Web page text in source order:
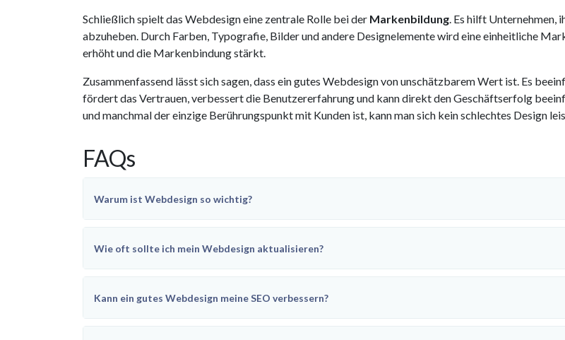
Schließlich spielt das Webdesign eine zentrale Rolle bei der Markenbildung. Es hilft Unternehmen,
abzuheben. Durch Farben, Typografie, Bilder und andere Designelemente wird eine einheitliche
erhöht und die Markenbindung stärkt.
Zusammenfassend lässt sich sagen, dass ein gutes Webdesign von unschätzbarem Wert ist. Es
fördert das Vertrauen, verbessert die Benutzererfahrung und kann direkt den Geschäftserfolg
und manchmal der einzige Berührungspunkt mit Kunden ist, kann man sich kein schlechtes Design
FAQs
Warum ist Webdesign so wichtig?
Wie oft sollte ich mein Webdesign aktualisieren?
Kann ein gutes Webdesign meine SEO verbessern?